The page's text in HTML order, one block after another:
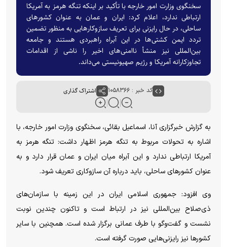
سخنگوی وزارت امور خارجه با تأکید بر اینکه تنگه هرمز به آمریکا
ارتباطی ندارد، اعلام کرد: ایران و عمان به عنوان کشور‌های
ساحلی، در حال رایزنی برای تعریف سازوکار‌هایی به منظور تضمین
تردد ایمن کشتی‌ها در این آبراه راهبردی هستند و جامعه
بین‌المللی نیز منشأ ناامنی‌های اخیر را ناشی از اقدامات
تجاوزکارانه آمریکا و رژیم صهیونیستی می‌داند.
کد خبر : ۱۰۵۸۳۶۶ اشتراک گذاری
به گزارش خبرگزاری آنا، اسماعیل بقائی، سخنگوی وزارت امور خارجه، با
اشاره به تحولات مربوط به تنگه هرمز اظهار داشت: تنگه هرمز به
آمریکا ارتباطی ندارد و این آبراه میان ایران و عمان قرار دارد و به
عنوان کشور‌های ساحلی، باید درباره آن سازوکاری تعریف شود.
وی افزود: جمهوری اسلامی ایران در این زمینه با سازمان‌های
ذی‌صلاح بین‌المللی نیز در ارتباط است و تاکنون چندین نوبت
نشست و گفت‌و‌گو با طرف عمانی برگزار شده است. همچنین با سایر
کشور‌ها نیز رایزنی‌هایی صورت گرفته است.